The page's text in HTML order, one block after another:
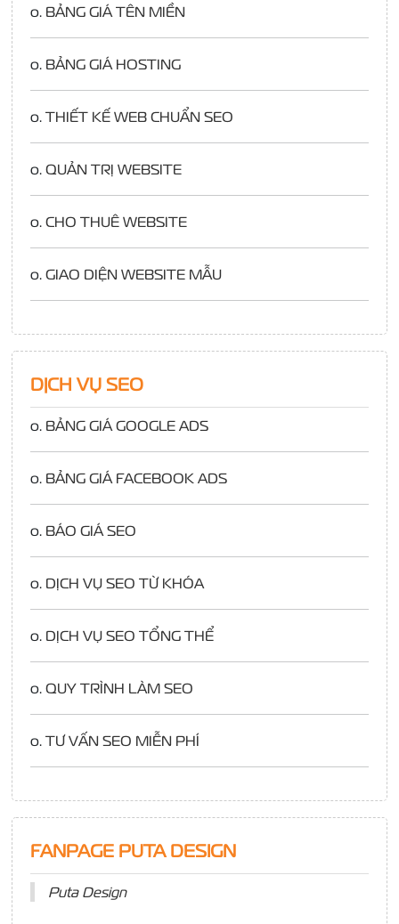
o. BẢNG GIÁ TÊN MIỀN
o. BẢNG GIÁ HOSTING
o. THIẾT KẾ WEB CHUẨN SEO
o. QUẢN TRỊ WEBSITE
o. CHO THUÊ WEBSITE
o. GIAO DIỆN WEBSITE MẪU
DỊCH VỤ SEO
o. BẢNG GIÁ GOOGLE ADS
o. BẢNG GIÁ FACEBOOK ADS
o. BÁO GIÁ SEO
o. DỊCH VỤ SEO TỪ KHÓA
o. DỊCH VỤ SEO TỔNG THỂ
o. QUY TRÌNH LÀM SEO
o. TƯ VẤN SEO MIỄN PHÍ
FANPAGE PUTA DESIGN
Puta Design